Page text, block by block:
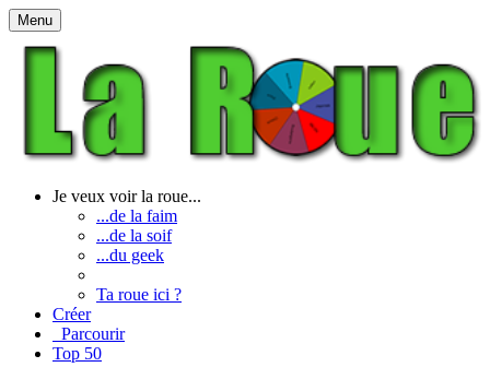
Menu
Je veux voir la roue...
...de la faim
...de la soif
...du geek
Ta roue ici ?
Créer
Parcourir
Top 50